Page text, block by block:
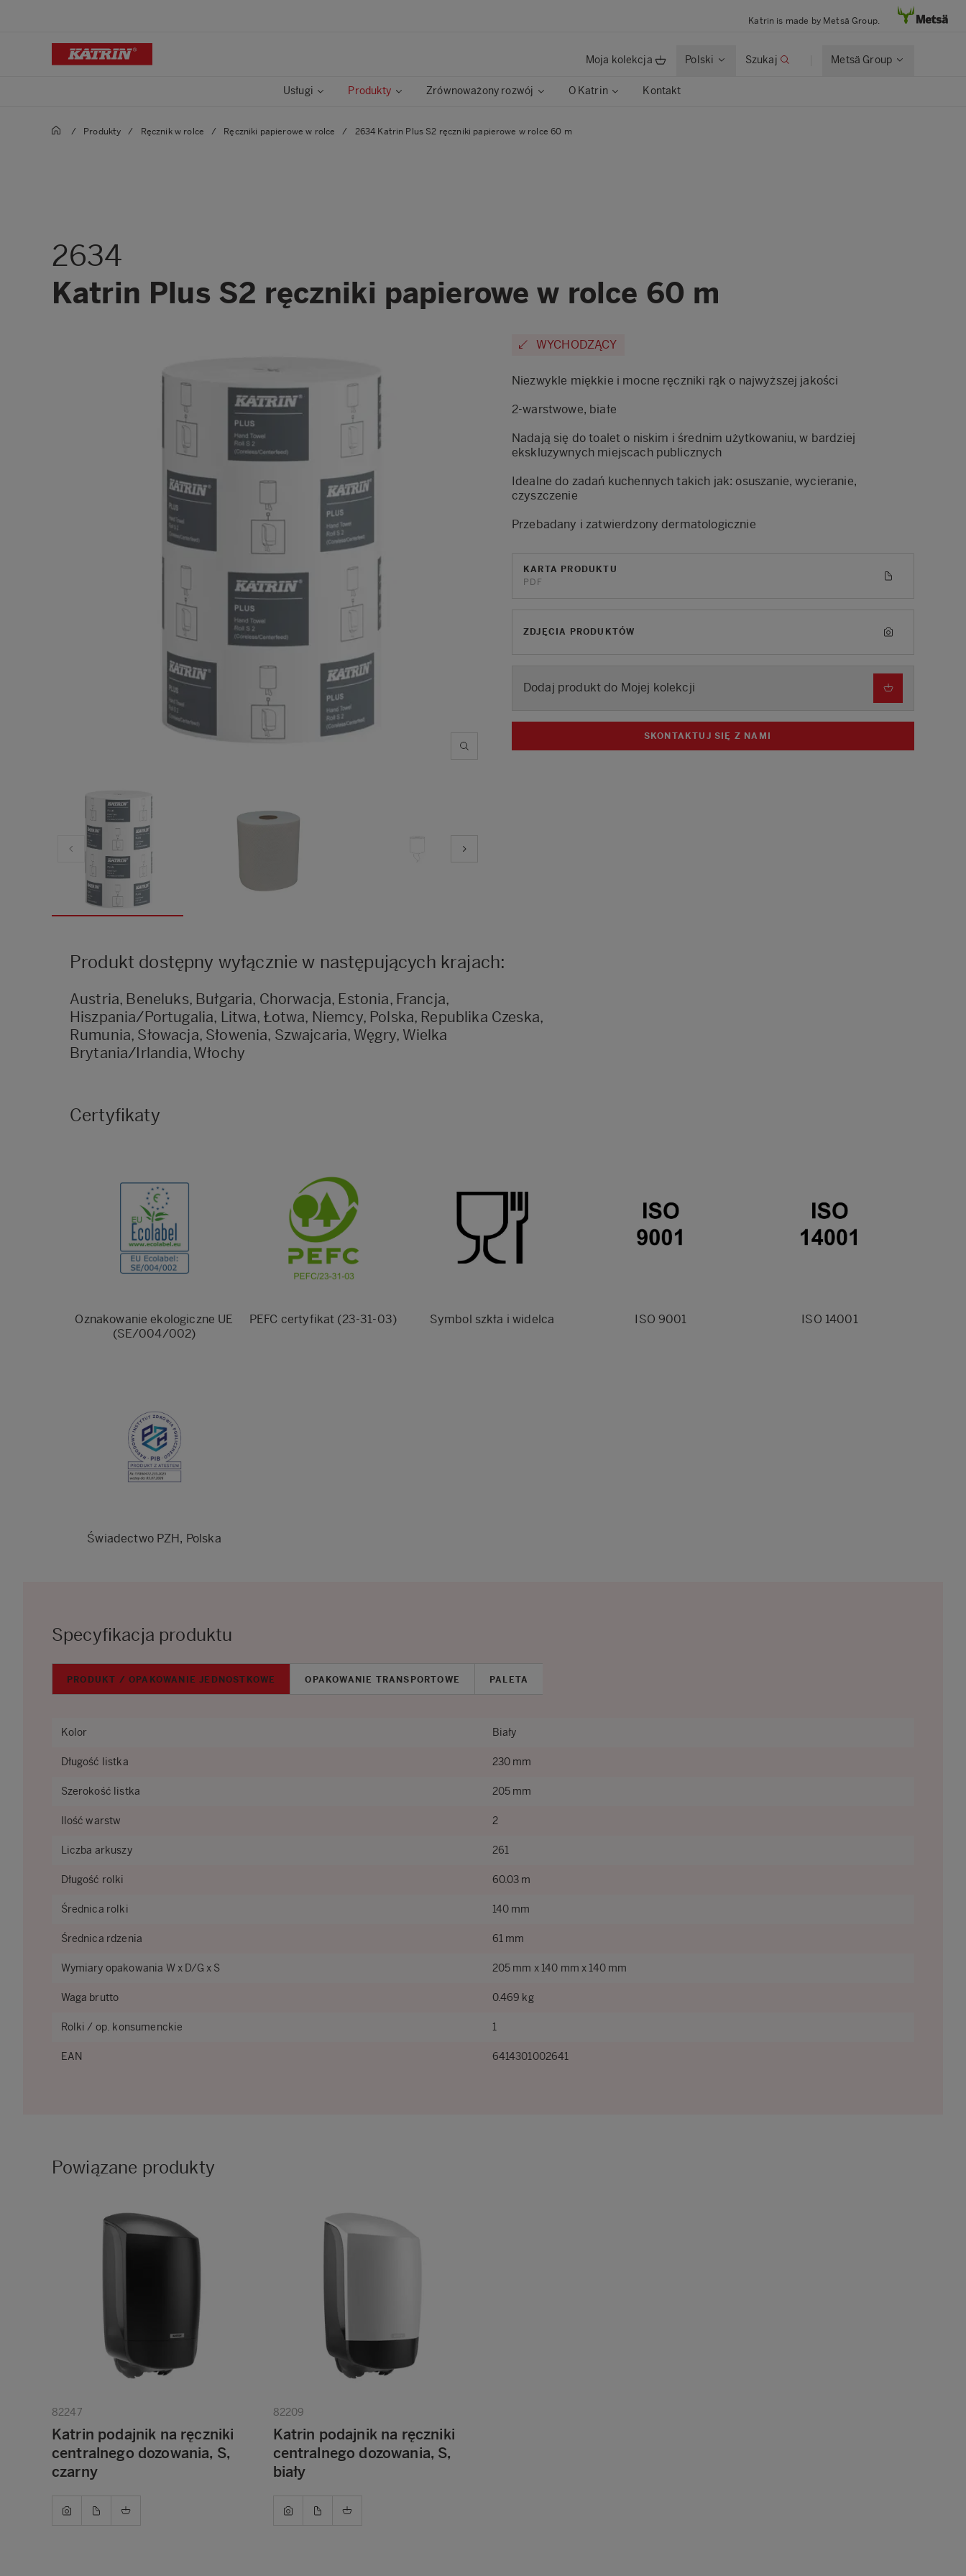
Katrin is made by Metsä Group.
Moja kolekcja Polski Szukaj Metsä Group
Usługi Produkty Zrównoważony rozwój O Katrin Kontakt
/ Produkty / Ręcznik w rolce / Ręczniki papierowe w rolce / 2634 Katrin Plus S2 ręczniki papierowe w rolce 60 m
2634
Katrin Plus S2 ręczniki papierowe w rolce 60 m
WYCHODZĄCY
Niezwykle miękkie i mocne ręczniki rąk o najwyższej jakości
2-warstwowe, białe
Nadają się do toalet o niskim i średnim użytkowaniu, w bardziej
ekskluzywnych miejscach publicznych
Idealne do zadań kuchennych takich jak: osuszanie, wycieranie,
czyszczenie
Przebadany i zatwierdzony dermatologicznie
KARTA PRODUKTU
PDF
ZDJĘCIA PRODUKTÓW
Dodaj produkt do Mojej kolekcji
SKONTAKTUJ SIĘ Z NAMI
Produkt dostępny wyłącznie w następujących krajach:
Austria, Beneluks, Bułgaria, Chorwacja, Estonia, Francja,
Hiszpania/Portugalia, Litwa, Łotwa, Niemcy, Polska, Republika Czeska,
Rumunia, Słowacja, Słowenia, Szwajcaria, Węgry, Wielka
Brytania/Irlandia, Włochy
Certyfikaty
Oznakowanie ekologiczne UE
(SE/004/002)
PEFC certyfikat (23-31-03) Symbol szkła i widelca ISO 9001 ISO 14001
Świadectwo PZH, Polska
Specyfikacja produktu
PRODUKT / OPAKOWANIE JEDNOSTKOWE OPAKOWANIE TRANSPORTOWE PALETA
Kolor Biały
Długość listka 230 mm
Szerokość listka 205 mm
Ilość warstw 2
Liczba arkuszy 261
Długość rolki 60.03 m
Średnica rolki 140 mm
Średnica rdzenia 61 mm
Wymiary opakowania W x D/G x S 205 mm x 140 mm x 140 mm
Waga brutto 0.469 kg
Rolki / op. konsumenckie 1
EAN 6414301002641
Powiązane produkty
82247
Katrin podajnik na ręczniki
centralnego dozowania, S,
czarny
82209
Katrin podajnik na ręczniki
centralnego dozowania, S,
biały